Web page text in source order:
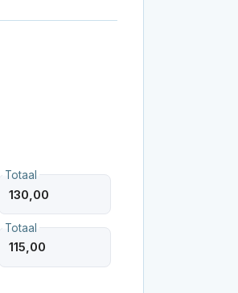
Totaal
Totaal